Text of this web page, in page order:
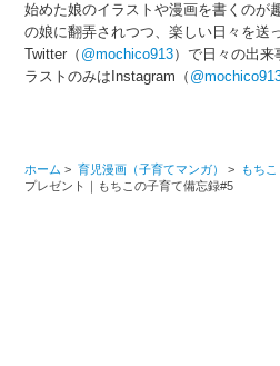
始めた娘のイラストや漫画を書くのが
の娘に翻弄されつつ、楽しい日々を送
Twitter（ @mochico913）で日々の出来
ラストのみはInstagram（
ホーム > 育児漫画（子育てマンガ） > もちこ
プレゼント｜もちこの子育て備忘録#5